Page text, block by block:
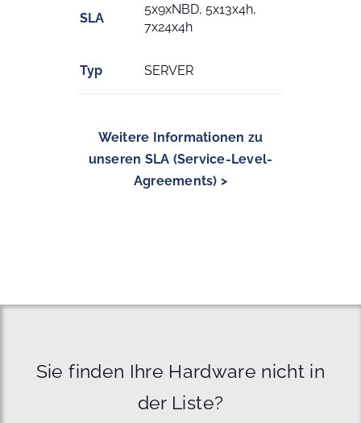
SLA
5x9xNBD, 5x13x4h,
7x24x4h
Typ SERVER
Weitere Informationen zu
unseren SLA (Service-Level-
Agreements) >
Sie finden Ihre Hardware nicht in
der Liste?